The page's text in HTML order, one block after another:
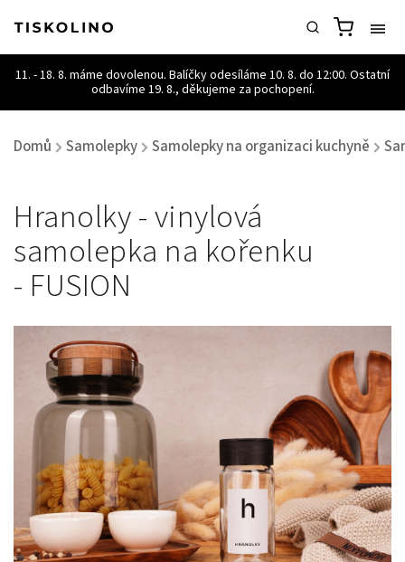
Domů / Samolepky / Samolepky na organizaci kuchyně /
Hranolky - vinylová
samolepka na kořenku
- FUSION